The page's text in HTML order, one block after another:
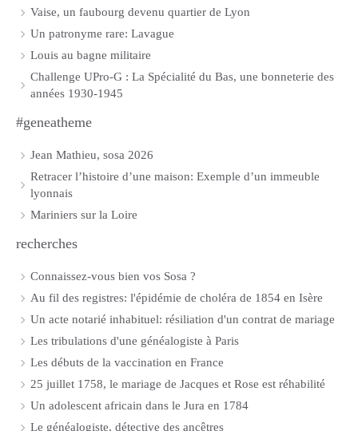
Vaise, un faubourg devenu quartier de Lyon
Un patronyme rare: Lavague
Louis au bagne militaire
Challenge UPro-G : La Spécialité du Bas, une bonneterie des
années 1930-1945
#geneatheme
Jean Mathieu, sosa 2026
Retracer l’histoire d’une maison: Exemple d’un immeuble
lyonnais
Mariniers sur la Loire
recherches
Connaissez-vous bien vos Sosa ?
Au fil des registres: l'épidémie de choléra de 1854 en Isère
Un acte notarié inhabituel: résiliation d'un contrat de mariage
Les tribulations d'une généalogiste à Paris
Les débuts de la vaccination en France
25 juillet 1758, le mariage de Jacques et Rose est réhabilité
Un adolescent africain dans le Jura en 1784
Le généalogiste, détective des ancêtres